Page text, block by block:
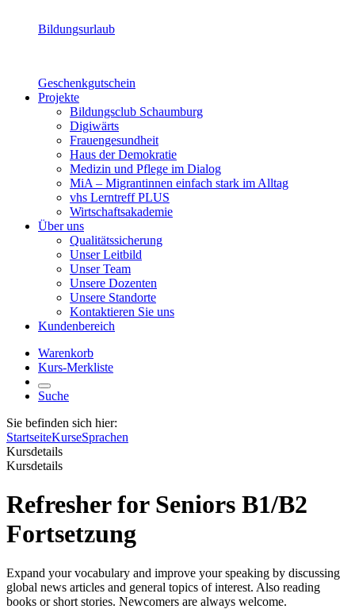
Bildungsurlaub
Geschenkgutschein
Projekte
Bildungsclub Schaumburg
Digiwärts
Frauengesundheit
Haus der Demokratie
Medizin und Pflege im Dialog
MiA – Migrantinnen einfach stark im Alltag
vhs Lerntreff PLUS
Wirtschaftsakademie
Über uns
Qualitätssicherung
Unser Leitbild
Unser Team
Unsere Dozenten
Unsere Standorte
Kontaktieren Sie uns
Kundenbereich
Warenkorb
Kurs-Merkliste
Suche
Sie befinden sich hier:
StartseiteKurseSprachen
Kursdetails
Kursdetails
Refresher for Seniors B1/B2
Fortsetzung
Expand your vocabulary and improve your speaking by discussing
global news articles and general topics of interest. Also reading
books or short stories. Newcomers are always welcome.